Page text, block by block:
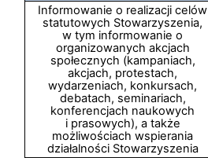
Informowanie o realizacji celów
statutowych Stowarzyszenia,
w tym informowanie o
organizowanych akcjach
społecznych (kampaniach,
akcjach, protestach,
wydarzeniach, konkursach,
debatach, seminariach,
konferencjach naukowych
i prasowych), a także
możliwościach wspierania
działalności Stowarzyszenia